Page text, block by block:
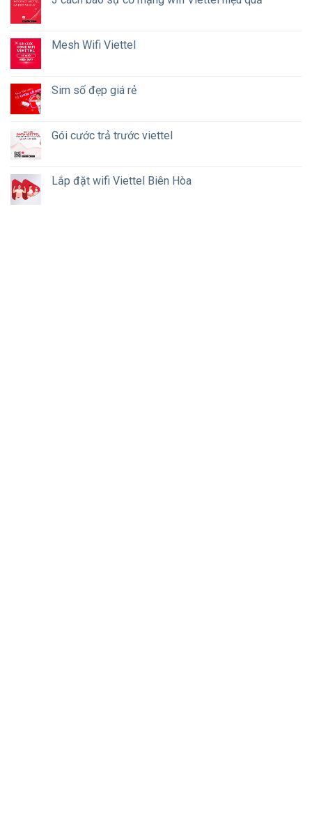
Mesh Wifi Viettel
Sim số đẹp giá rẻ
Gói cước trả trước viettel
Lắp đặt wifi Viettel Biên Hòa